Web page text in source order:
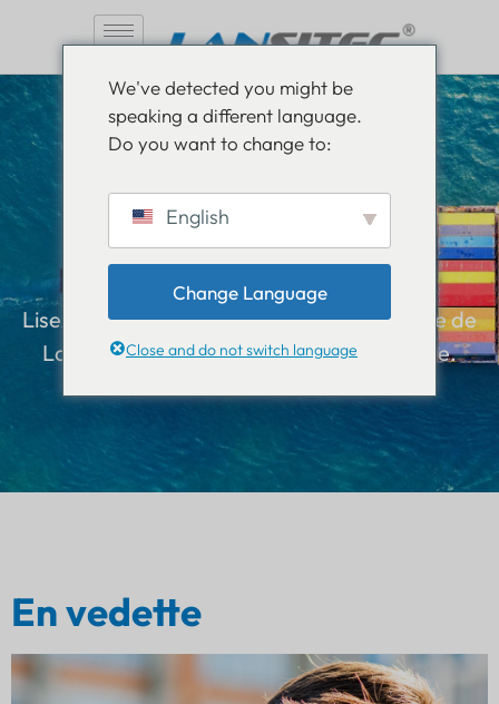
au
contenu
Soyez informé, restez
informé
Lisez tout sur les nouveautés dans le monde de
Lansitec et gardez une longueur d’avance.
En vedette
We've detected you might be
speaking a different language.
Do you want to change to:
English
Change Language
Close and do not switch language